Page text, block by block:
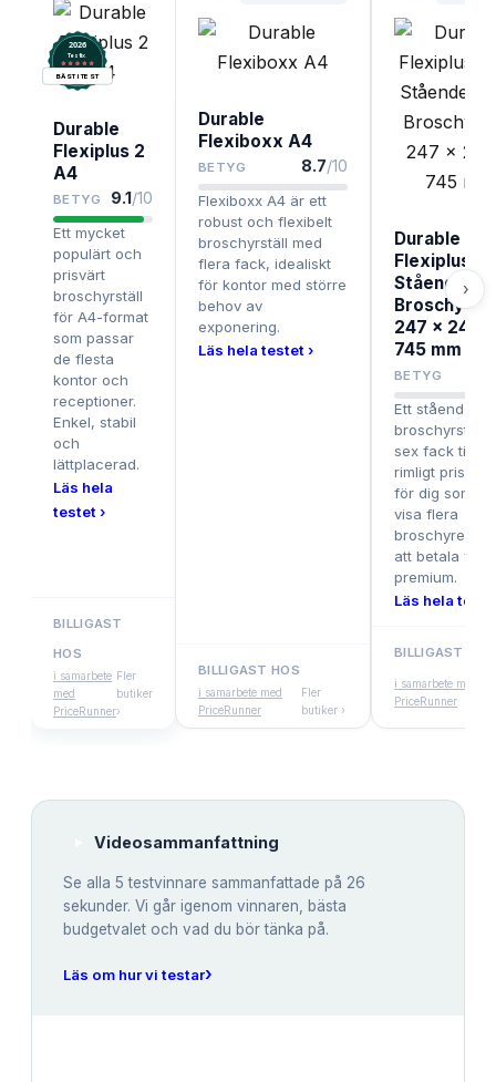
2026
Testix.
BÄST I TEST
Durable
Flexiplus 2
A4
BETYG 9.1/10
Ett mycket
populärt och
prisvärt
broschyrställ
för A4-format
som passar
de flesta
kontor och
receptioner.
Enkel, stabil
och
lättplacerad.
Läs hela
testet ›
BILLIGAST
HOS
i samarbete
med
PriceRunner
Fler
butiker
›
Durable
Flexiboxx A4
BETYG 8.7/10
Flexiboxx A4 är ett
robust och flexibelt
broschyrställ med
flera fack, idealiskt
för kontor med större
behov av
exponering.
Läs hela testet ›
BILLIGAST HOS
i samarbete med
PriceRunner
Fler
butiker ›
Durable
Flexiplus 6
Stående
247 x 247 x
745 mm
BETYG
Ett stående
broschyrställ
sex fack till ett
rimligt pris,
för dig som vill
visa flera
broschyrer
att betala för
premium.
Läs hela
BILLIGAST HOS
i samarbete med
PriceRunner
›
Videosammanfattning
Se alla 5 testvinnare sammanfattade på 26
sekunder. Vi går igenom vinnaren, bästa
budgetvalet och vad du bör tänka på.
Läs om hur vi testar›